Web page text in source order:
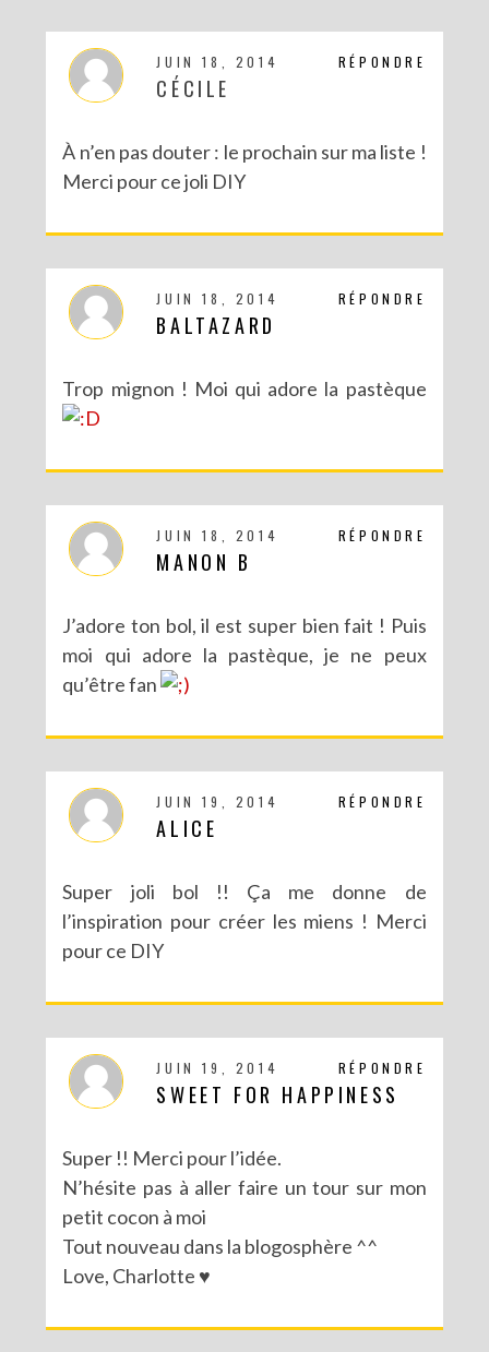
RÉPONDRE
JUIN 18, 2014
CÉCILE
À n’en pas douter : le prochain sur ma liste !
Merci pour ce joli DIY
RÉPONDRE
JUIN 18, 2014
BALTAZARD
Trop mignon ! Moi qui adore la pastèque
RÉPONDRE
JUIN 18, 2014
MANON B
J’adore ton bol, il est super bien fait ! Puis
moi qui adore la pastèque, je ne peux
qu’être fan
RÉPONDRE
JUIN 19, 2014
ALICE
Super joli bol !! Ça me donne de
l’inspiration pour créer les miens ! Merci
pour ce DIY
RÉPONDRE
JUIN 19, 2014
SWEET FOR HAPPINESS
Super !! Merci pour l’idée.
N’hésite pas à aller faire un tour sur mon
petit cocon à moi
Tout nouveau dans la blogosphère ^^
Love, Charlotte ♥